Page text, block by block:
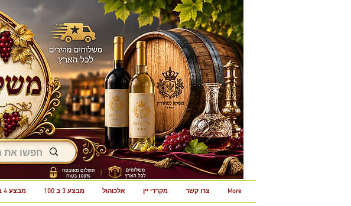
מבצע 4 ב 100 מבצע 3 ב 100 אלכוהול מקררי יין צרו קשר More